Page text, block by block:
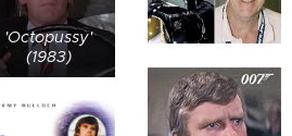
'Octopussy'
(1983)